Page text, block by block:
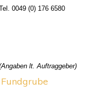
0049 (0) 176 6580
lt. Auftraggeber)
Fundgrube